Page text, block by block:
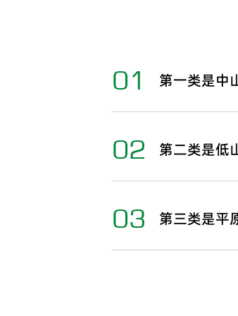
01 第一类是中
02 第二类是低
03 第三类是平